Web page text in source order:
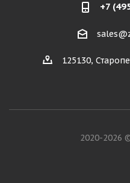
+7
125130,
2020-2026